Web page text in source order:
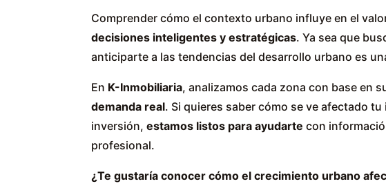
Comprender cómo el contexto urbano influye en el
decisiones inteligentes y estratégicas. Ya sea que
anticiparte a las tendencias del desarrollo urbano es
En K-Inmobiliaria, analizamos cada zona con base en
demanda real. Si quieres saber cómo se ve afectado
inversión, estamos listos para ayudarte con
profesional.
¿Te gustaría conocer cómo el crecimiento urbano